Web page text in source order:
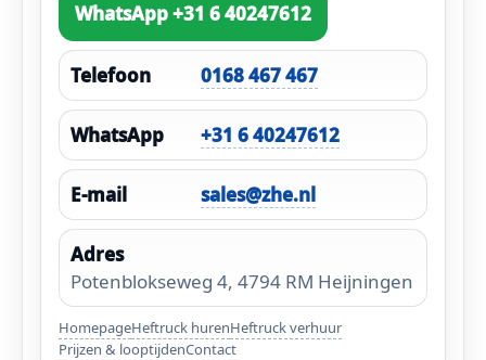
WhatsApp +31 6 40247612
Telefoon 0168 467 467
WhatsApp +31 6 40247612
E-mail sales@zhe.nl
Adres
Potenblokseweg 4, 4794 RM Heijningen
HomepageHeftruck hurenHeftruck verhuur
Prijzen & looptijdenContact